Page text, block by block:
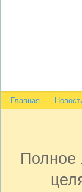
Главная
Полное